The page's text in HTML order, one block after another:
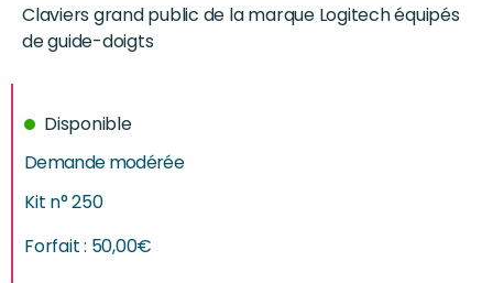
Claviers grand public de la marque Logitech équipés
de guide-doigts
Disponible
Demande modérée
Kit n° 250
Forfait : 50,00€